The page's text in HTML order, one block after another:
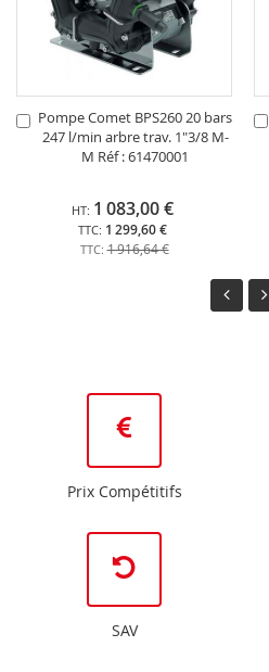
Pompe Comet BPS260 20 bars
247 l/min arbre trav. 1"3/8 M-
M Réf : 61470001
1 299,60 €
1 083,00 €
1 916,64 €
Ajouter
au
Prix Compétitifs
SAV